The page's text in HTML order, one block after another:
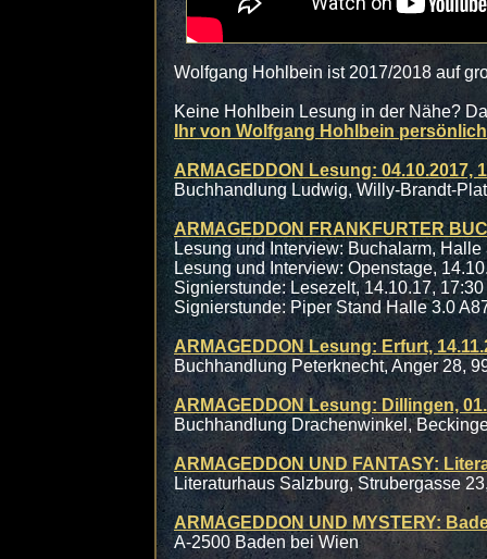
Wolfgang Hohlbein ist 2017/2018 auf
Keine Hohlbein Lesung in der Nähe?
Ihr von Wolfgang Hohlbein
ARMAGEDDON Lesung: 04.10.2017,
Buchhandlung Ludwig, Willy-Brandt-
ARMAGEDDON FRANKFURTER
Lesung und Interview: Buchalarm,
Lesung und Interview: Openstage,
Signierstunde: Lesezelt, 14.10.17, 17:30
Signierstunde: Piper Stand Halle 3.0
ARMAGEDDON Lesung: Erfurt,
Buchhandlung Peterknecht, Anger 28,
ARMAGEDDON Lesung: Dillingen,
Buchhandlung Drachenwinkel,
ARMAGEDDON UND FANTASY:
Literaturhaus Salzburg, Strubergasse
ARMAGEDDON UND MYSTERY:
A-2500 Baden bei Wien